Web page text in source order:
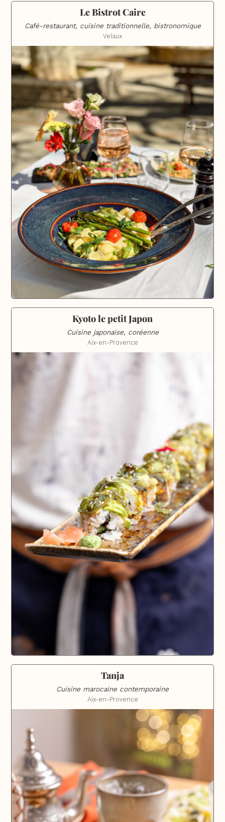
Le Bistrot Caire
Café-restaurant, cuisine traditionnelle, bistronomique
Velaux
Kyoto le petit Japon
Cuisine japonaise, coréenne
Aix-en-Provence
Tanja
Cuisine marocaine contemporaine
Aix-en-Provence